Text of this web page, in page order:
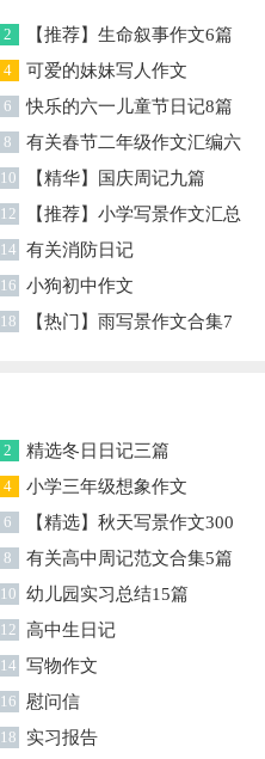
2 【推荐】生命叙事作文6篇
4 可爱的妹妹写人作文
6 快乐的六一儿童节日记8篇
8
有关春节二年级作文汇编六
篇
10 【精华】国庆周记九篇
12
【推荐】小学写景作文汇总
6篇
14 有关消防日记
16 小狗初中作文
18
【热门】雨写景作文合集7
2 精选冬日日记三篇
4 小学三年级想象作文
6
【精选】秋天写景作文300
字合集6篇
8 有关高中周记范文合集5篇
10 幼儿园实习总结15篇
12 高中生日记
14 写物作文
16 慰问信
18 实习报告